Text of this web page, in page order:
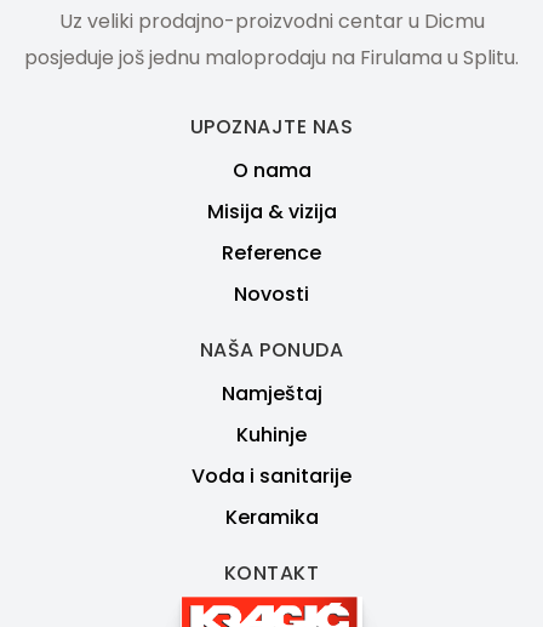
Uz veliki prodajno-proizvodni centar u Dicmu
posjeduje još jednu maloprodaju na Firulama u Splitu.
UPOZNAJTE NAS
O nama
Misija & vizija
Reference
Novosti
NAŠA PONUDA
Namještaj
Kuhinje
Voda i sanitarije
Keramika
KONTAKT